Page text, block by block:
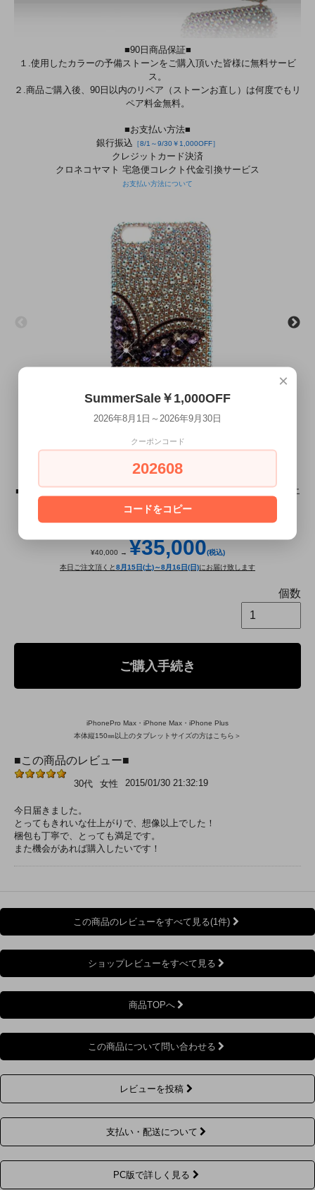
■90日商品保証■
１.使用したカラーの予備ストーンをご購入頂いた皆様に無料サービ
ス。
２.商品ご購入後、90日以内のリペア（ストーンお直し）は何度でもリ
ペア料金無料。
■お支払い方法■
銀行振込 ［8/1～9/30￥1,000OFF］
クレジットカード決済
クロネコヤマト 宅急便コレクト代金引換サービス
お支払い方法について
■スマートフォン全機種対応■スマートフォン×スワロフスキー ジュエ
ルモデルラグジュアリーバタフライ パープル×オーロラ
¥40,000 → ¥35,000(税込)
本日ご注文頂くと8月15日(土)～8月16日(日)にお届け致します
個数
ご購入手続き
iPhonePro Max・iPhone Max・iPhone Plus
本体縦150㎜以上のタブレットサイズの方はこちら＞
■この商品のレビュー■
30代 女性 2015/01/30 21:32:19
今日届きました。
とってもきれいな仕上がりで、想像以上でした！
梱包も丁寧で、とっても満足です。
また機会があれば購入したいです！
この商品のレビューをすべて見る(1件)
ショップレビューをすべて見る
商品TOPへ
この商品について問い合わせる
レビューを投稿
支払い・配送について
PC版で詳しく見る
×
SummerSale￥1,000OFF
2026年8月1日～2026年9月30日
クーポンコード
202608
コードをコピー